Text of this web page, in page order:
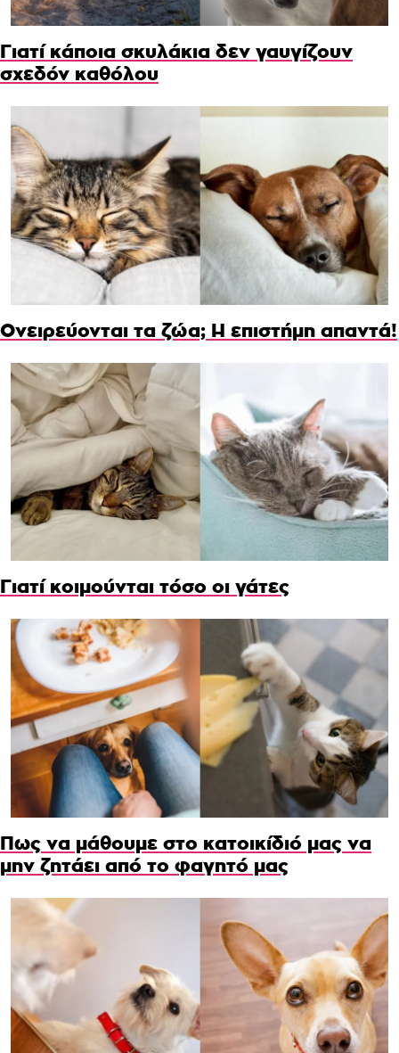
Γιατί κάποια σκυλάκια δεν γαυγίζουν
σχεδόν καθόλου
Ονειρεύονται τα ζώα; Η επιστήμη απαντά!
Γιατί κοιμούνται τόσο οι γάτες
Πως να μάθουμε στο κατοικίδιό μας να
μην ζητάει από το φαγητό μας